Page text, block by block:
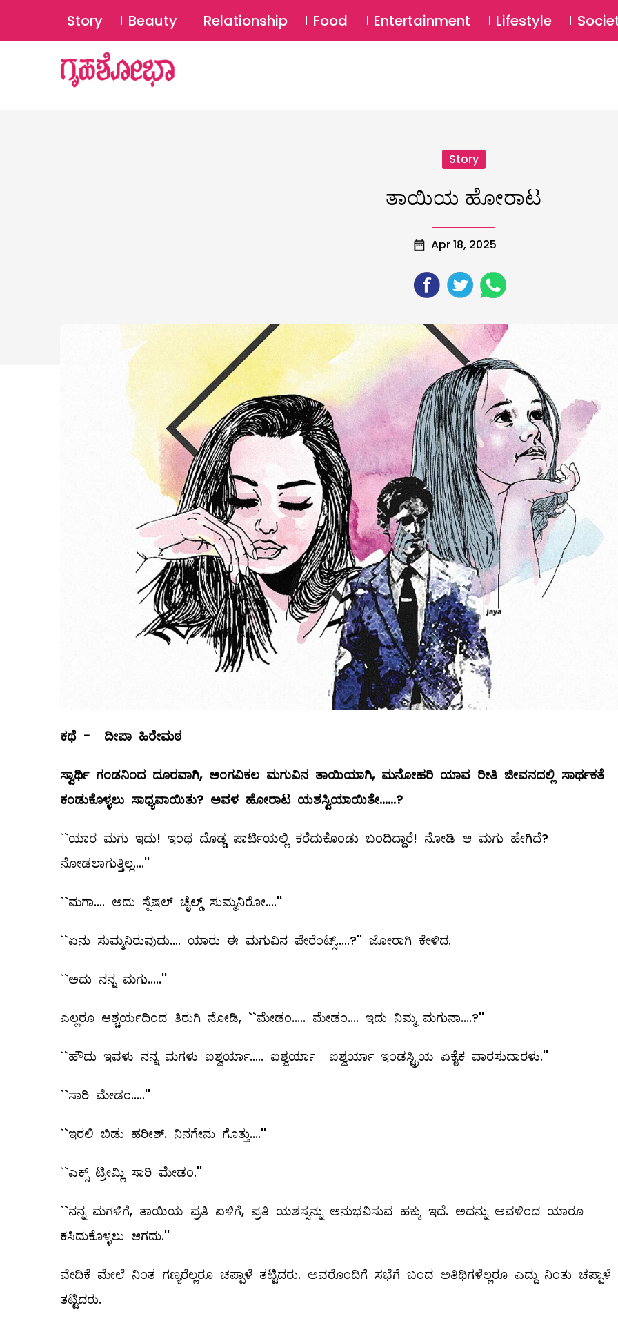
Story Beauty Relationship Food Entertainment Lifestyle
Story
ತಾಯಿಯ ಹೋರಾಟ
Apr 18, 2025
ಕಥೆ - ದೀಪಾ ಹಿರೇಮಠ
ಸ್ವಾರ್ಥಿ ಗಂಡನಿಂದ ದೂರವಾಗಿ, ಅಂಗವಿಕಲ ಮಗುವಿನ ತಾಯಿಯಾಗಿ, ಮನೋಹರಿ ಯಾವ ರೀತಿ ಜೀವನದಲ್ಲಿ ಸಾರ್ಥಕತೆ
ಕಂಡುಕೊಳ್ಳಲು ಸಾಧ್ಯವಾಯಿತು? ಅವಳ ಹೋರಾಟ ಯಶಸ್ವಿಯಾಯಿತೇ......?
``ಯಾರ ಮಗು ಇದು! ಇಂಥ ದೊಡ್ಡ ಪಾರ್ಟಿಯಲ್ಲಿ ಕರೆದುಕೊಂಡು ಬಂದಿದ್ದಾರೆ! ನೋಡಿ ಆ ಮಗು ಹೇಗಿದೆ?
ನೋಡಲಾಗುತ್ತಿಲ್ಲ....''
``ಮಗಾ.... ಅದು ಸ್ಪೆಷಲ್ ಚೈಲ್ಡ್ ಸುಮ್ಮನಿರೋ....''
``ಏನು ಸುಮ್ಮನಿರುವುದು.... ಯಾರು ಈ ಮಗುವಿನ ಪೇರೆಂಟ್ಸ್.....?'' ಜೋರಾಗಿ ಕೇಳಿದ.
``ಅದು ನನ್ನ ಮಗು.....''
ಎಲ್ಲರೂ ಆಶ್ಚರ್ಯದಿಂದ ತಿರುಗಿ ನೋಡಿ, ``ಮೇಡಂ..... ಮೇಡಂ.... ಇದು ನಿಮ್ಮ ಮಗುನಾ....?''
``ಹೌದು ಇವಳು ನನ್ನ ಮಗಳು ಐಶ್ವರ್ಯಾ..... ಐಶ್ವರ್ಯಾ ಐಶ್ವರ್ಯಾ ಇಂಡಸ್ಟ್ರಿಯ ಏಕೈಕ ವಾರಸುದಾರಳು.''
``ಸಾರಿ ಮೇಡಂ.....''
``ಇರಲಿ ಬಿಡು ಹರೀಶ್‌. ನಿನಗೇನು ಗೊತ್ತು....''
``ಎಕ್ಸ್ ಟ್ರೀಮ್ಲಿ ಸಾರಿ ಮೇಡಂ.''
``ನನ್ನ ಮಗಳಿಗೆ, ತಾಯಿಯ ಪ್ರತಿ ಏಳಿಗೆ, ಪ್ರತಿ ಯಶಸ್ಸನ್ನು ಅನುಭವಿಸುವ ಹಕ್ಕು ಇದೆ. ಅದನ್ನು ಅವಳಿಂದ ಯಾರೂ
ಕಸಿದುಕೊಳ್ಳಲು ಆಗದು.''
ವೇದಿಕೆ ಮೇಲೆ ನಿಂತ ಗಣ್ಯರೆಲ್ಲರೂ ಚಪ್ಪಾಳೆ ತಟ್ಟಿದರು. ಅವರೊಂದಿಗೆ ಸಭೆಗೆ ಬಂದ ಅತಿಥಿಗಳೆಲ್ಲರೂ ಎದ್ದು ನಿಂತು ಚಪ್ಪಾಳೆ
ತಟ್ಟಿದರು.